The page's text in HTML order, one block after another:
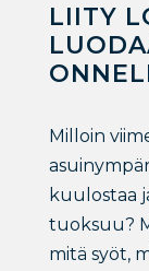
LIITY
Milloin
kuulostaa
tuoksuu?
mitä syöt,